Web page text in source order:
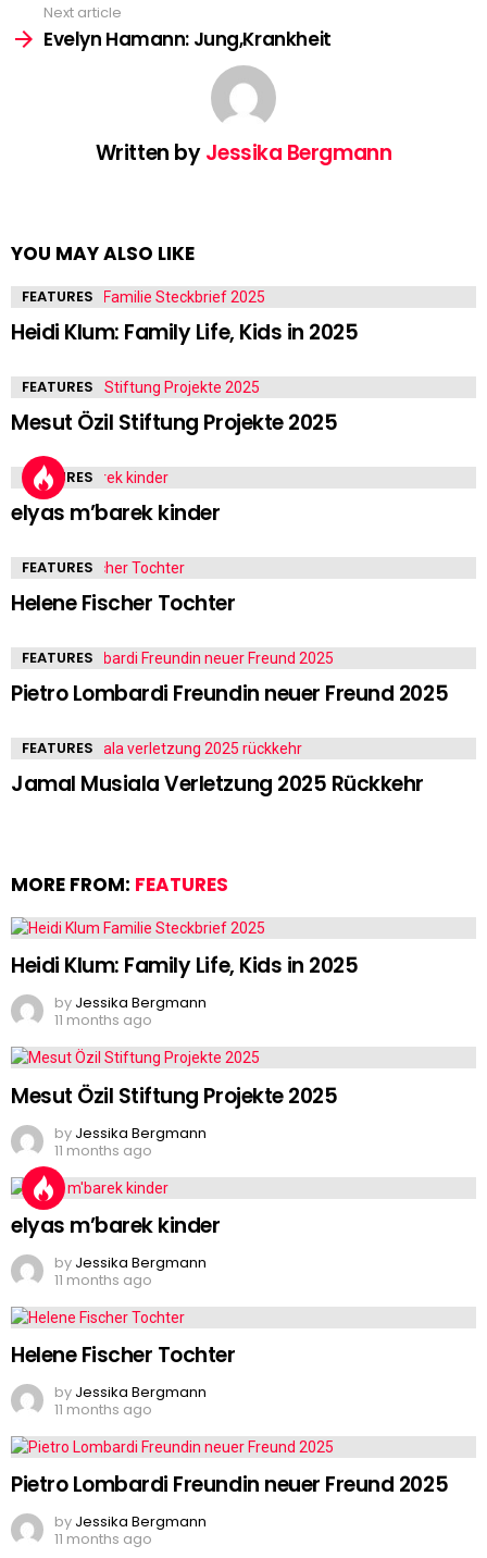
Next article
Evelyn Hamann: Jung,Krankheit
Written byJessika Bergmann
YOU MAY ALSO LIKE
FEATURES
Heidi Klum: Family Life, Kids in 2025
FEATURES
Mesut Özil Stiftung Projekte 2025
FEATURES
elyas m’barek kinder
FEATURES
Helene Fischer Tochter
FEATURES
Pietro Lombardi Freundin neuer Freund 2025
FEATURES
Jamal Musiala Verletzung 2025 Rückkehr
MORE FROM: FEATURES
Heidi Klum: Family Life, Kids in 2025
by Jessika Bergmann
11 months ago
Mesut Özil Stiftung Projekte 2025
by Jessika Bergmann
11 months ago
elyas m’barek kinder
by Jessika Bergmann
11 months ago
Helene Fischer Tochter
by Jessika Bergmann
11 months ago
Pietro Lombardi Freundin neuer Freund 2025
by Jessika Bergmann
11 months ago